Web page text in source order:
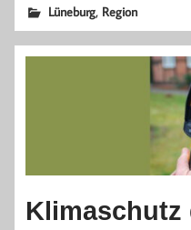
Lüneburg, Region
Klimaschutz